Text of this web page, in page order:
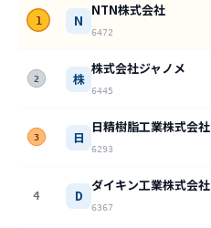
1 N
NTN株式会社
6472
2 株
株式会社ジャノメ
6445
3 日
日精樹脂工業株式会社
6293
4 D
ダイキン工業株式会社
6367